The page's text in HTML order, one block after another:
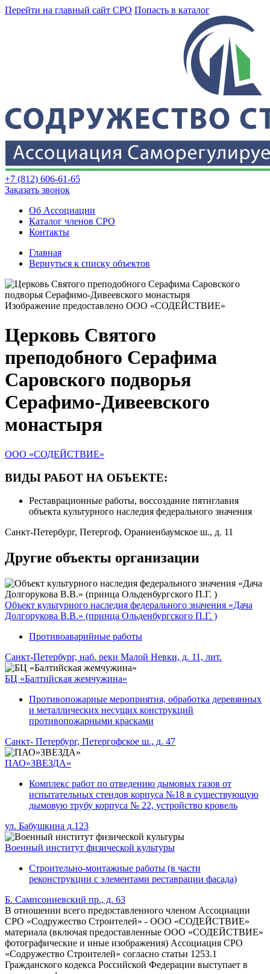
Перейти на главный сайт СРО Попасть в каталог
+7 (812) 606-61-65
Заказать звонок
Об Ассоциации
Каталог членов СРО
Контакты
Главная
Вернуться к списку объектов
Изображение предоставлено ООО «СОДЕЙСТВИЕ»
Церковь Святого
преподобного Серафима
Саровского подворья
Серафимо-Дивеевского
монастыря
ООО «СОДЕЙСТВИЕ»
ВИДЫ РАБОТ НА ОБЪЕКТЕ:
Реставрационные работы, воссоздание пятиглавия
объекта культурного наследия федерального значения
Санкт-Петербург, Петергоф, Ораниенбаумское ш., д. 11
Другие объекты организации
Объект культурного наследия федерального значения «Дача
Долгорукова В.В.» (принца Ольденбургского П.Г. )
Противоаварийные работы
Санкт-Петербург, наб. реки Малой Невки, д. 11, лит.
БЦ «Балтийская жемчужина»
Противопожарные мероприятия, обработка деревянных
и металлических несущих конструкций
противопожарными красками
Санкт- Петербург, Петергофское ш., д. 47
ПАО»ЗВЕЗДА»
Комплекс работ по отведению дымовых газов от
испытательных стендов корпуса №18 в существующую
дымовую трубу корпуса № 22, устройство кровель
ул. Бабушкина д.123
Военный институт физической культуры
Строительно-монтажные работы (в части
реконструкции с элементами реставрации фасада)
Б. Сампсониевский пр., д. 63
В отношении всего предоставленного членом Ассоциации
СРО «Содружество Строителей» - ООО «СОДЕЙСТВИЕ»
материала (включая предоставленные ООО «СОДЕЙСТВИЕ»
фотографические и иные изображения) Ассоциация СРО
«Содружество Строителей» согласно статьи 1253.1
Гражданского кодекса Российской Федерации выступает в